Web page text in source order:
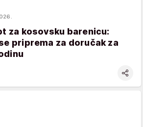
za kosovsku barenicu:
priprema za doručak za